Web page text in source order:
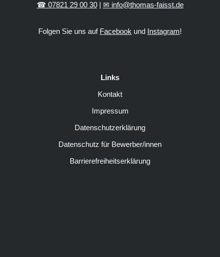
☎ 07821 29 00 30| ✉ info@thomas-faisst.de
Folgen Sie uns auf Facebook und Instagram!
Links
Kontakt
Impressum
Datenschutzerklärung
Datenschutz für Bewerber/innen
Barrierefreiheitserklärung